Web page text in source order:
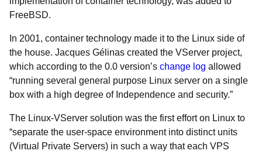
FreeBSD.
In 2001, container technology made it to the Linux side of
the house. Jacques Gélinas created the VServer project,
which according to the 0.0 version’s change log allowed
“running several general purpose Linux server on a single
box with a high degree of Independence and security.”
The Linux-VServer solution was the first effort on Linux to
“separate the user-space environment into distinct units
(Virtual Private Servers) in such a way that each VPS